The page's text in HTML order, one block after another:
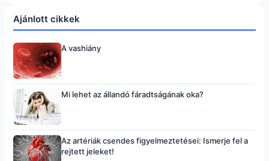
Ajánlott cikkek
A vashiány
Mi lehet az állandó fáradtságának oka?
Az artériák csendes figyelmeztetései: Ismerje fel a
rejtett jeleket!